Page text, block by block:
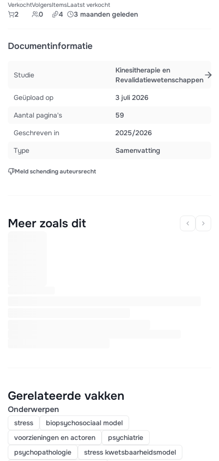
Verkocht
2
Volgers
0
Items
4
Laatst verkocht
3 maanden geleden
Documentinformatie
Studie
Kinesitherapie en
Revalidatiewetenschappen
Geüpload op
3 juli 2026
Aantal pagina's
59
Geschreven in
2025/2026
Type
Samenvatting
Meld schending auteursrecht
Meer zoals dit
Gerelateerde vakken
Onderwerpen
stress
biopsychosociaal model
voorzieningen en actoren
psychiatrie
psychopathologie
stress kwetsbaarheidsmodel